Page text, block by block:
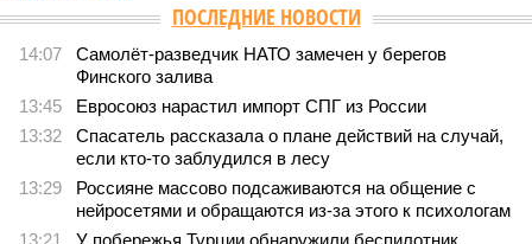
Земля уже не раз показывала человечеству свой
крутой нрав – когда покажет снова?
Земля уже не раз показывала человечеству свой крутой
нрав – когда покажет снова?
Последние времена